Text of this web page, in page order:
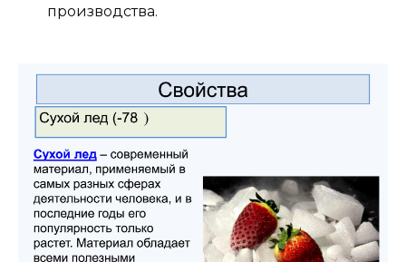
производства.